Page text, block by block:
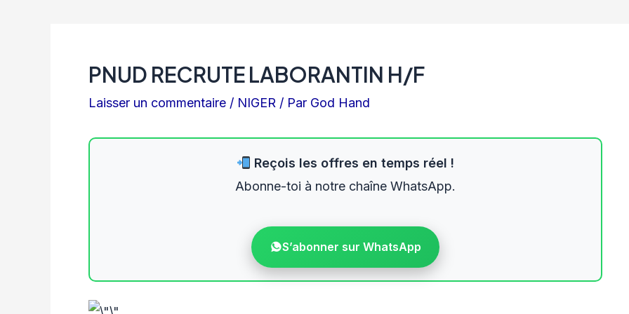
PNUD RECRUTE LABORANTIN H/F
Laisser un commentaire / NIGER / Par God Hand
Reçois les offres en temps réel !
Abonne-toi à notre chaîne WhatsApp.
S’abonner sur WhatsApp